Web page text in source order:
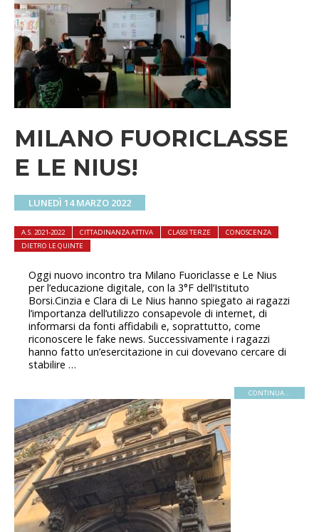
MILANO FUORICLASSE
E LE NIUS!
LUNEDÌ 14 MARZO 2022
A.S. 2021-2022 CITTADINANZA ATTIVA CLASSI TERZE
CONOSCENZA
DIETRO LE QUINTE
Oggi nuovo incontro tra Milano Fuoriclasse e Le Nius
per l’educazione digitale, con la 3°F dell’Istituto
Borsi.Cinzia e Clara di Le Nius hanno spiegato ai ragazzi
l’importanza dell’utilizzo consapevole di internet, di
informarsi da fonti affidabili e, soprattutto, come
riconoscere le fake news. Successivamente i ragazzi
hanno fatto un’esercitazione in cui dovevano cercare di
stabilire …
CONTINUA...